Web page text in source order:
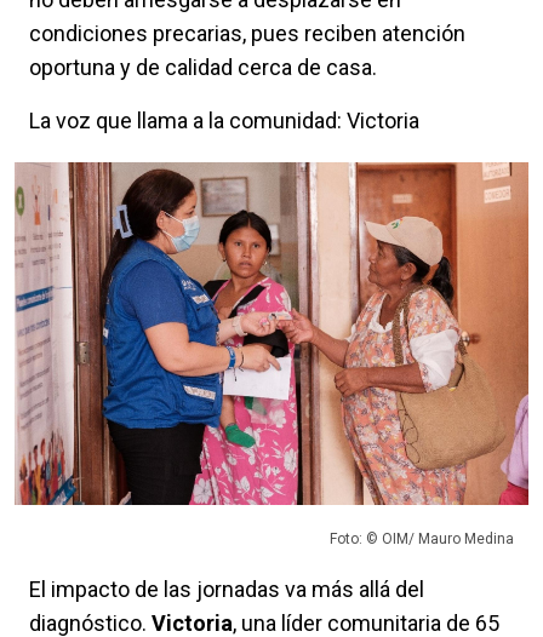
condiciones precarias, pues reciben atención
oportuna y de calidad cerca de casa.
La voz que llama a la comunidad: Victoria
Foto: © OIM/ Mauro Medina
El impacto de las jornadas va más allá del
diagnóstico. Victoria, una líder comunitaria de 65